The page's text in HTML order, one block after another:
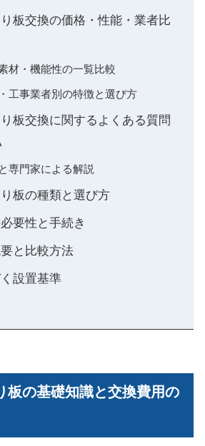
板交換の価格・性能・業者比
材・機能性の一覧比較
工事業者別の特徴と選び方
板交換に関するよくある質問
専門家による解説
板の種類と選び方
要性と手続き
と比較方法
設置基準
板の基礎知識と交換費用の